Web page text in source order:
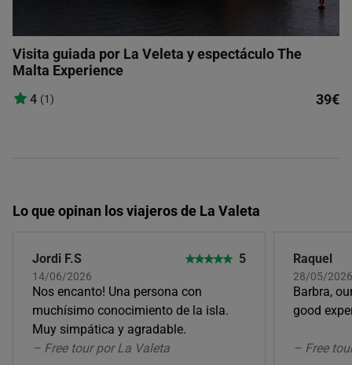
Visita guiada por La Veleta y espectáculo The
Malta Experience
4 (1) 39€
Lo que opinan los viajeros de La Valeta
Jordi F.S
14/06/2026
5
Nos encanto! Una persona con
muchísimo conocimiento de la isla.
Muy simpática y agradable.
– Free tour por La Valeta
Raquel
28/05/2026
Barbra,
good
– Free